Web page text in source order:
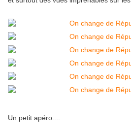
Un petit apéro....